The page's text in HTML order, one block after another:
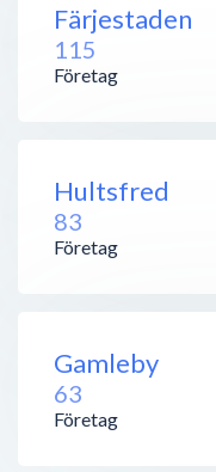
Färjestaden
115
Företag
Hultsfred
83
Företag
Gamleby
63
Företag